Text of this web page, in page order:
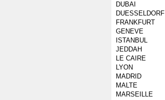
DUBAI
DUESSELDORF
FRANKFURT
GENEVE
ISTANBUL
JEDDAH
LE CAIRE
LYON
MADRID
MALTE
MARSEILLE